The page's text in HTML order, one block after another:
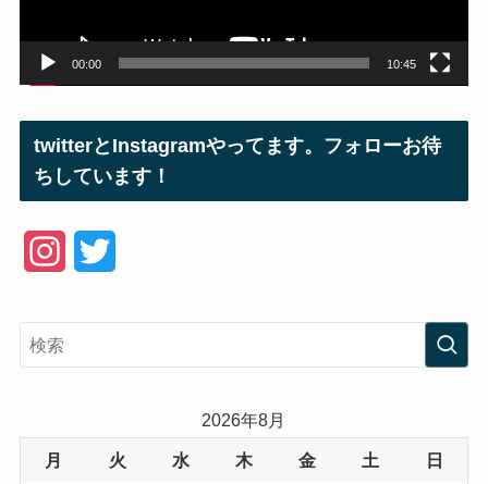
00:00 10:45
twitterとInstagramやってます。フォローお待
ちしています！
e
2026年8月
月 火 水 木 金 土 日